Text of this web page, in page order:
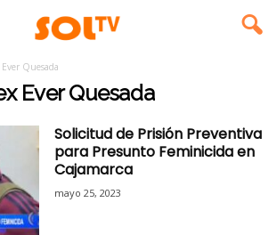
Quesada
Ever Quesada
Solicitud de Prisión Preventiva
para Presunto Feminicida en
Cajamarca
mayo 25, 2023